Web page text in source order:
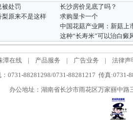
被处罚
长沙房价见底了吗？
原来不是这样
求购显卡一个
这种“长寿米”可以治白癜
潭在线 | 产品服务 | 广告业务 |
法律声
0731-88281298/0731-88281217 传真:0731-
办公地址：湖南省长沙市雨花区万家丽中